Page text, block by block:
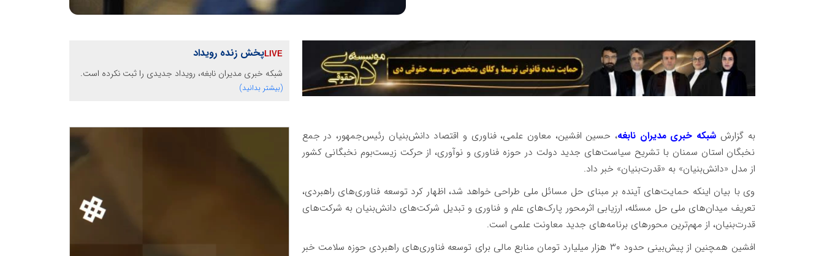
به گزارش شبکه خبری مدیران نابغه، حسین افشین، معاون علمی، فناوری و اقتصاد دانش‌بنیان رئیس‌جمهور، در جمع
نخبگان استان سمنان با تشریح سیاست‌های جدید دولت در حوزه فناوری و نوآوری، از حرکت زیست‌بوم نخبگانی کشور
از مدل «دانش‌بنیان» به «قدرت‌بنیان» خبر داد.
وی با بیان اینکه حمایت‌های آینده بر مبنای حل مسائل ملی طراحی خواهد شد، اظهار کرد توسعه فناوری‌های راهبردی،
تعریف میدان‌های ملی حل مسئله، ارزیابی اثرمحور پارک‌های علم و فناوری و تبدیل شرکت‌های دانش‌بنیان به شرکت‌های
قدرت‌بنیان، از مهم‌ترین محورهای برنامه‌های جدید معاونت علمی است.
افشین همچنین از پیش‌بینی حدود ۳۰ هزار میلیارد تومان منابع مالی برای توسعه فناوری‌های راهبردی حوزه سلامت خبر
پخش زنده رویداد
شبکه خبری مدیران نابغه، رویداد جدیدی را ثبت نکرده است.
(بیشتر بدانید)